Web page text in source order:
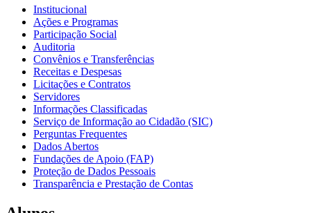
Institucional
Ações e Programas
Participação Social
Auditoria
Convênios e Transferências
Receitas e Despesas
Licitações e Contratos
Servidores
Informações Classificadas
Serviço de Informação ao Cidadão (SIC)
Perguntas Frequentes
Dados Abertos
Fundações de Apoio (FAP)
Proteção de Dados Pessoais
Transparência e Prestação de Contas